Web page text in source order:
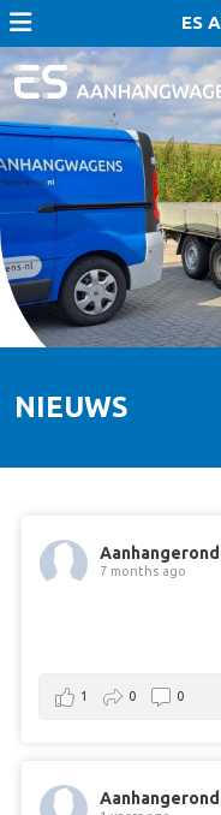
ES
NIEUWS
7 months ago
1 0 0